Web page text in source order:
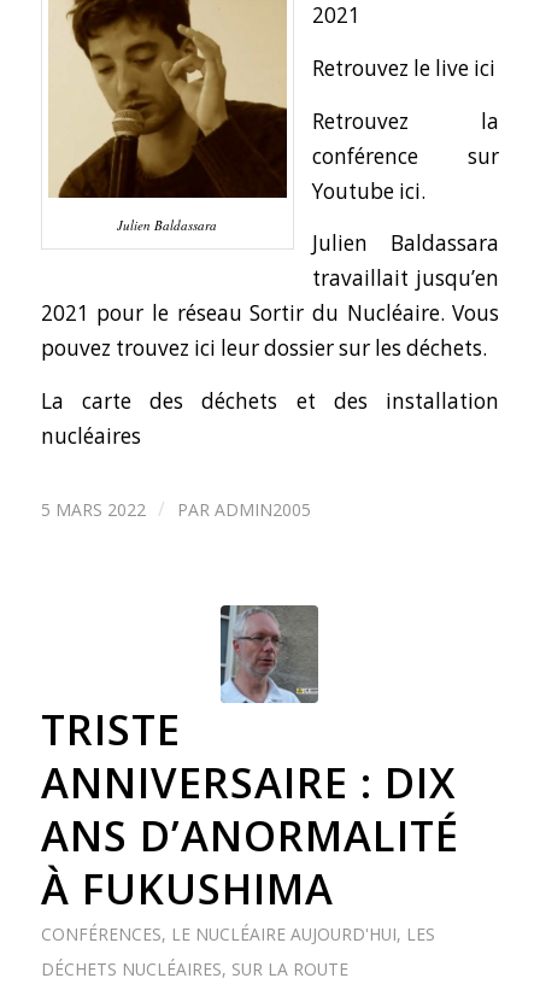
Julien Baldassara
2021
Retrouvez le live ici
Retrouvez la
conférence sur
Youtube ici.
Julien Baldassara
travaillait jusqu’en
2021 pour le réseau Sortir du Nucléaire.Vous
pouvez trouvez ici leur dossier sur les déchets.
La carte des déchets et des installation
nucléaires
5 MARS 2022 / PAR ADMIN2005
TRISTE
ANNIVERSAIRE : DIX
ANS D’ANORMALITÉ
À FUKUSHIMA
CONFÉRENCES, LE NUCLÉAIRE AUJOURD'HUI, LES
DÉCHETS NUCLÉAIRES, SUR LA ROUTE